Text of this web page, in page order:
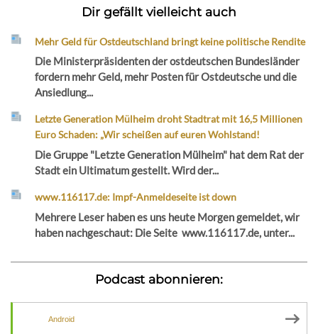
Dir gefällt vielleicht auch
Mehr Geld für Ostdeutschland bringt keine politische Rendite
Die Ministerpräsidenten der ostdeutschen Bundesländer
fordern mehr Geld, mehr Posten für Ostdeutsche und die
Ansiedlung...
Letzte Generation Mülheim droht Stadtrat mit 16,5 Millionen
Euro Schaden: „Wir scheißen auf euren Wohlstand!
Die Gruppe "Letzte Generation Mülheim" hat dem Rat der
Stadt ein Ultimatum gestellt. Wird der...
www.116117.de: Impf-Anmeldeseite ist down
Mehrere Leser haben es uns heute Morgen gemeldet, wir
haben nachgeschaut: Die Seite www.116117.de, unter...
Podcast abonnieren:
Android